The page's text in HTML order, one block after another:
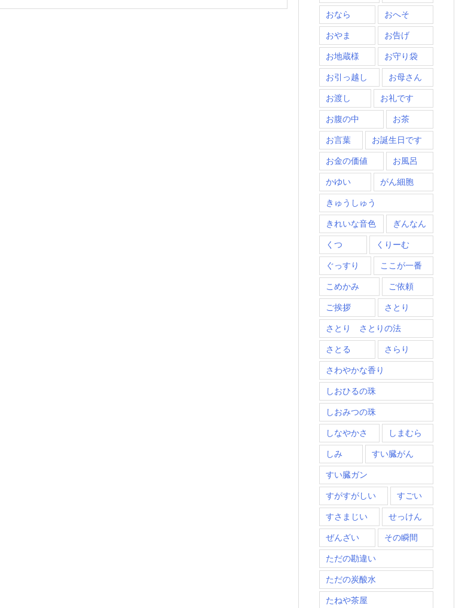
おなら おへそ
おやま お告げ
お地蔵様 お守り袋
お引っ越し お母さん
お渡し お礼です
お腹の中 お茶
お言葉 お誕生日です
お金の価値 お風呂
かゆい がん細胞
きゅうしゅう
きれいな音色 ぎんなん
くつ くりーむ
ぐっすり ここが一番
こめかみ ご依頼
ご挨拶 さとり
さとり さとりの法
さとる さらり
さわやかな香り
しおひるの珠
しおみつの珠
しなやかさ しまむら
しみ すい臓がん
すい臓ガン
すがすがしい すごい
すさまじい せっけん
ぜんざい その瞬間
ただの勘違い
ただの炭酸水
たねや茶屋